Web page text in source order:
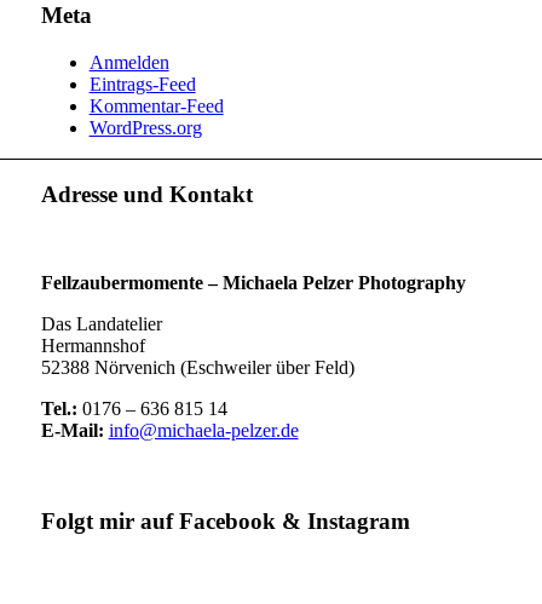
Meta
Anmelden
Eintrags-Feed
Kommentar-Feed
WordPress.org
Adresse und Kontakt
Fellzaubermomente –Michaela Pelzer Photography
Das Landatelier
Hermannshof
52388 Nörvenich (Eschweiler über Feld)
Tel.: 0176 – 636 815 14
E-Mail: info@michaela-pelzer.de
Folgt mir auf Facebook & Instagram